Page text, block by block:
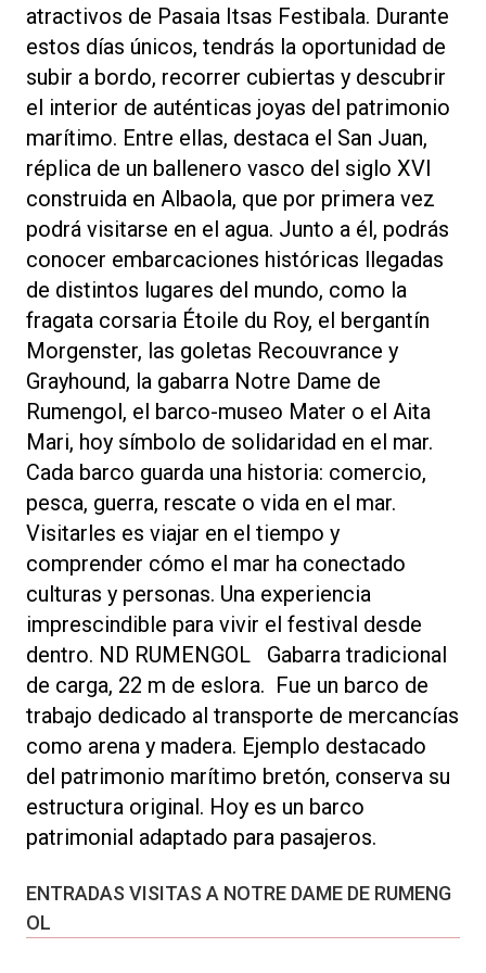
atractivos de Pasaia Itsas Festibala. Durante
estos días únicos, tendrás la oportunidad de
subir a bordo, recorrer cubiertas y descubrir
el interior de auténticas joyas del patrimonio
marítimo. Entre ellas, destaca el San Juan,
réplica de un ballenero vasco del siglo XVI
construida en Albaola, que por primera vez
podrá visitarse en el agua. Junto a él, podrás
conocer embarcaciones históricas llegadas
de distintos lugares del mundo, como la
fragata corsaria Étoile du Roy, el bergantín
Morgenster, las goletas Recouvrance y
Grayhound, la gabarra Notre Dame de
Rumengol, el barco-museo Mater o el Aita
Mari, hoy símbolo de solidaridad en el mar.
Cada barco guarda una historia: comercio,
pesca, guerra, rescate o vida en el mar.
Visitarles es viajar en el tiempo y
comprender cómo el mar ha conectado
culturas y personas. Una experiencia
imprescindible para vivir el festival desde
dentro. ND RUMENGOL Gabarra tradicional
de carga, 22 m de eslora. Fue un barco de
trabajo dedicado al transporte de mercancías
como arena y madera. Ejemplo destacado
del patrimonio marítimo bretón, conserva su
estructura original. Hoy es un barco
patrimonial adaptado para pasajeros.
ENTRADAS VISITAS A NOTRE DAME DE RUMENG
OL